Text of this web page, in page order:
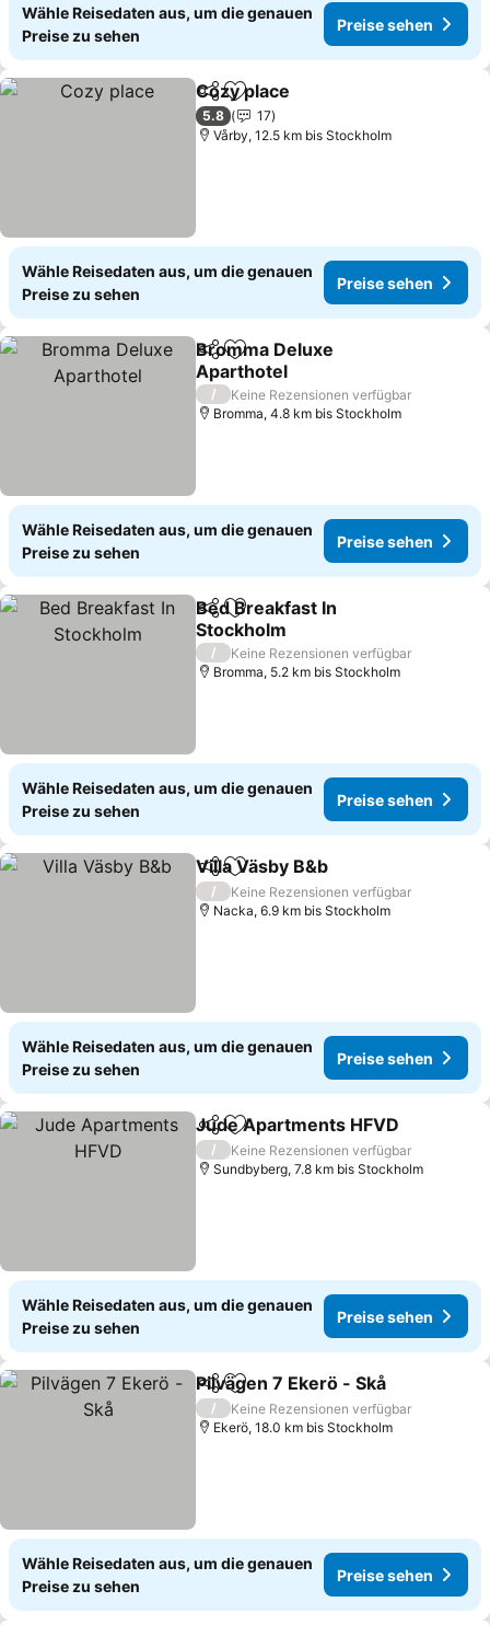
Wähle Reisedaten aus, um die genauen
Preise zu sehen
Preise sehen
TeilenZu Favoriten hinzufügen
Cozy place
5.8
17
Vårby, 12.5 km bis Stockholm
Wähle Reisedaten aus, um die genauen
Preise zu sehen
Preise sehen
TeilenZu Favoriten hinzufügen
Bromma Deluxe
Aparthotel
/
Keine Rezensionen verfügbar
Bromma, 4.8 km bis Stockholm
Wähle Reisedaten aus, um die genauen
Preise zu sehen
Preise sehen
TeilenZu Favoriten hinzufügen
Bed Breakfast In
Stockholm
/
Keine Rezensionen verfügbar
Bromma, 5.2 km bis Stockholm
Wähle Reisedaten aus, um die genauen
Preise zu sehen
Preise sehen
TeilenZu Favoriten hinzufügen
Villa Väsby B&b
/
Keine Rezensionen verfügbar
Nacka, 6.9 km bis Stockholm
Wähle Reisedaten aus, um die genauen
Preise zu sehen
Preise sehen
TeilenZu Favoriten hinzufügen
Jude Apartments HFVD
/
Keine Rezensionen verfügbar
Sundbyberg, 7.8 km bis Stockholm
Wähle Reisedaten aus, um die genauen
Preise zu sehen
Preise sehen
TeilenZu Favoriten hinzufügen
Pilvägen 7 Ekerö - Skå
/
Keine Rezensionen verfügbar
Ekerö, 18.0 km bis Stockholm
Wähle Reisedaten aus, um die genauen
Preise zu sehen
Preise sehen